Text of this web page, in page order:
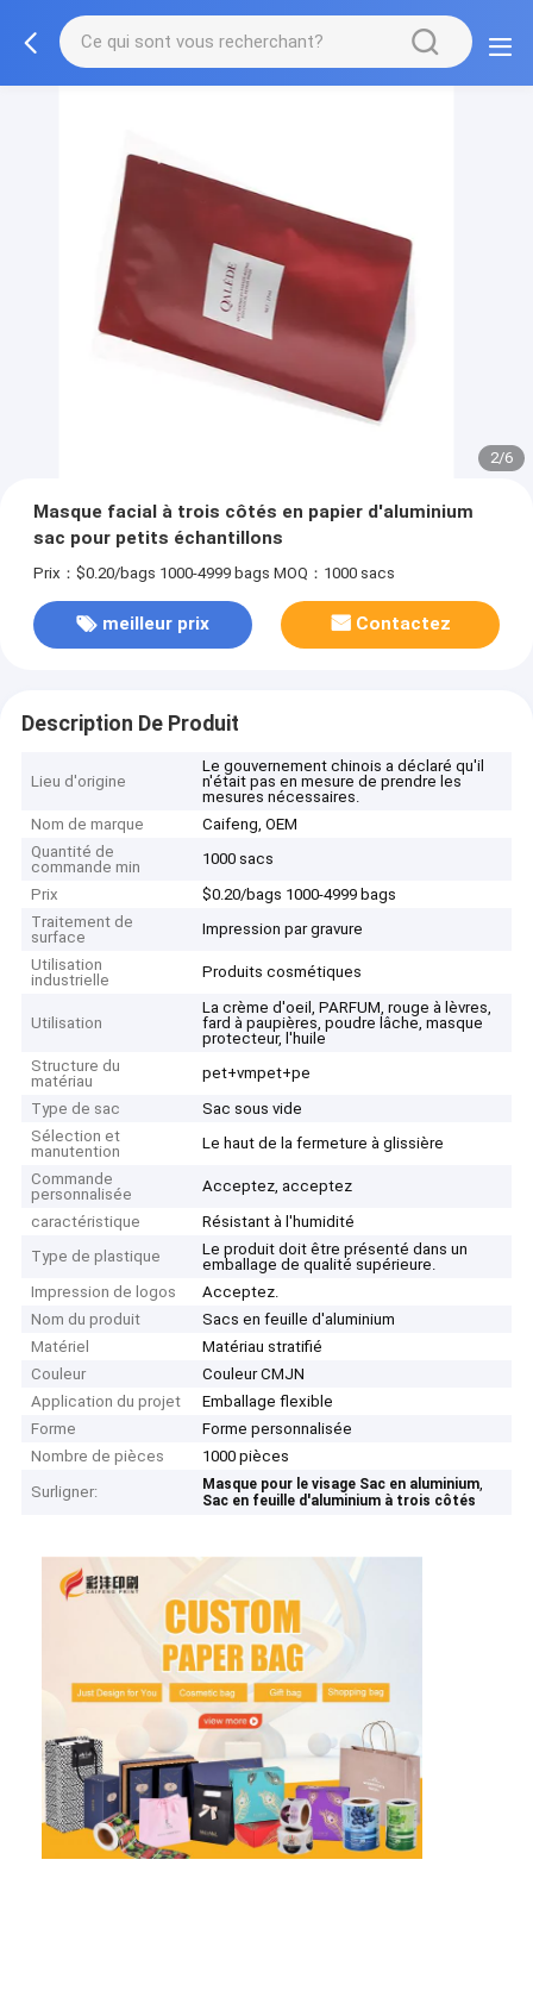
3/6
Masque facial à trois côtés en papier d'aluminium
sac pour petits échantillons
Prix：$0.20/bags 1000-4999 bags MOQ：1000 sacs
meilleur prix Contactez
Description De Produit
Lieu d'origine
Le gouvernement chinois a déclaré qu'il
n'était pas en mesure de prendre les
mesures nécessaires.
Nom de marque
Caifeng, OEM
Quantité de
commande min
1000 sacs
Prix
$0.20/bags 1000-4999 bags
Traitement de
surface
Impression par gravure
Utilisation
industrielle
Produits cosmétiques
Utilisation
La crème d'oeil, PARFUM, rouge à lèvres,
fard à paupières, poudre lâche, masque
protecteur, l'huile
Structure du
matériau
pet+vmpet+pe
Type de sac
Sac sous vide
Sélection et
manutention
Le haut de la fermeture à glissière
Commande
personnalisée
Acceptez, acceptez
caractéristique
Résistant à l'humidité
Type de plastique
Le produit doit être présenté dans un
emballage de qualité supérieure.
Impression de logos
Acceptez.
Nom du produit
Sacs en feuille d'aluminium
Matériel
Matériau stratifié
Couleur
Couleur CMJN
Application du projet
Emballage flexible
Forme
Forme personnalisée
Nombre de pièces
1000 pièces
Surligner:
Masque pour le visage Sac en aluminium,
Sac en feuille d'aluminium à trois côtés